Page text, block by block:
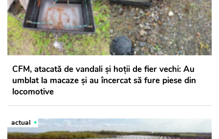
CFM, atacată de vandali și hoții de fier vechi: Au
umblat la macaze și au încercat să fure piese din
locomotive
actual